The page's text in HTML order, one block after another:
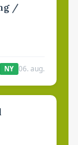
/
NY 06. aug.